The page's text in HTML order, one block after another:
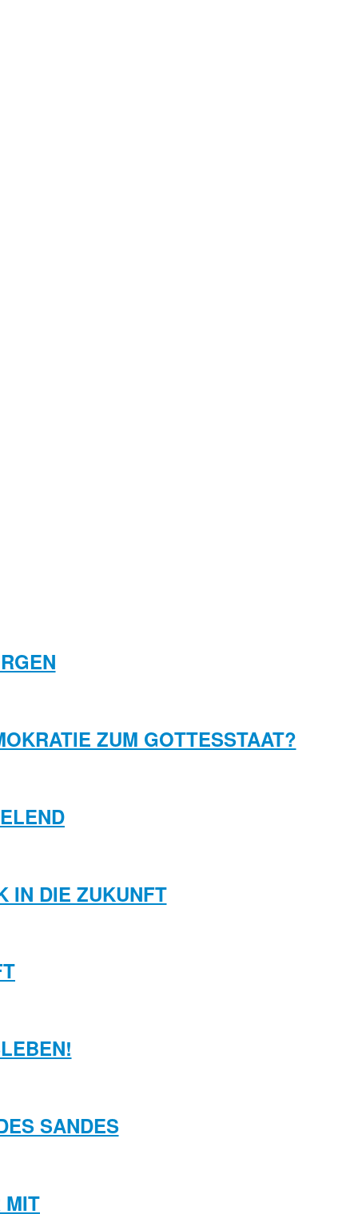
ZUM GOTTESSTAAT?
IN DIE ZUKUNFT
SANDES
MIT